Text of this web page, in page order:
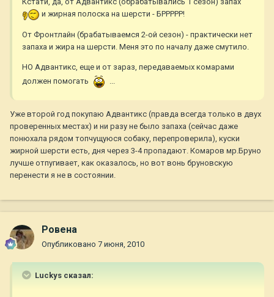
и жирная полоска на шерсти - БРРРРР!
От Фронтлайн (брабатываемся 2-ой сезон) - практически нет
запаха и жира на шерсти. Меня это по началу даже смутило.
НО Адвантикс, еще и от зараз, передаваемых комарами
должен помогать
...
Уже второй год покупаю Адвантикс (правда всегда только в двух
проверенных местах) и ни разу не было запаха (сейчас даже
понюхала рядом топчущуюся собаку, перепроверила), куски
жирной шерсти есть, дня через 3-4 пропадают. Комаров мр.Бруно
лучше отпугивает, как оказалось, но вот вонь бруновскую
перенести я не в состоянии.
Ровена
Опубликовано 7 июня, 2010
Luckys сказал: